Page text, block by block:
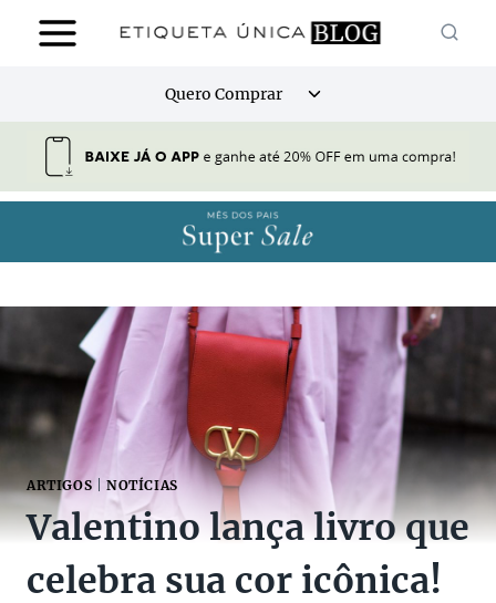
para
Quero Comprar
Alternar
ARTIGOS NOTÍCIAS
Valentino lança livro que
celebra sua cor icônica!